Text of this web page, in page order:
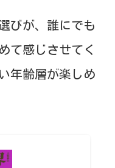
びが、誰にでも
て感じさせてく
年齢層が楽しめ